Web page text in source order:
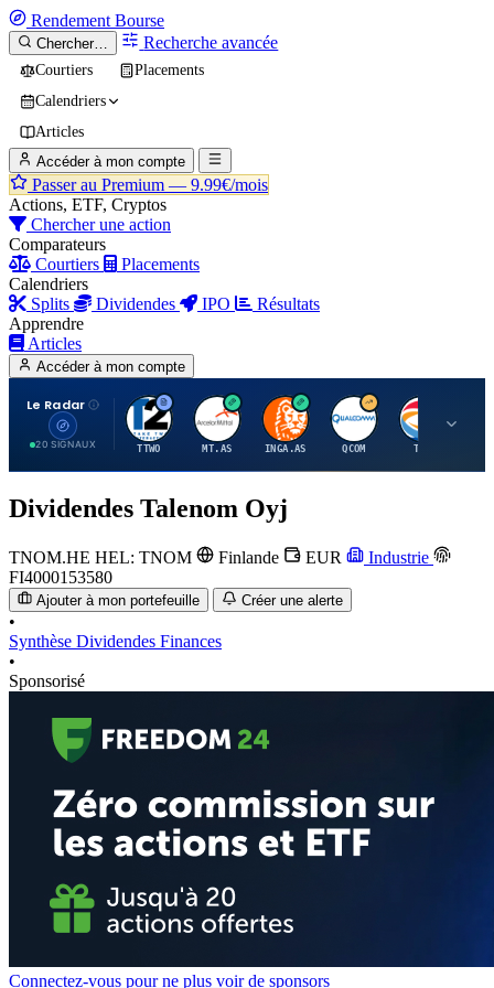
Rendement Bourse
Chercher… Recherche avancée
Courtiers
Placements
Calendriers
Articles
Accéder à mon compte
Passer au Premium — 9.99€/mois
Actions, ETF, Cryptos
Chercher une action
Comparateurs
Courtiers
Placements
Calendriers
Splits
Dividendes IPO
Résultats
Apprendre
Articles
Accéder à mon compte
Le Radar
20 SIGNAUX
T
TTWO
A
MT.AS
I
INGA.AS
Q
QCOM
T
TTE
Dividendes Talenom Oyj
TNOM.HE HEL: TNOM Finlande EUR
Industrie
FI4000153580
Ajouter à mon portefeuille Créer une alerte
•
Synthèse Dividendes Finances
•
Sponsorisé
Connectez-vous pour ne plus voir de sponsors